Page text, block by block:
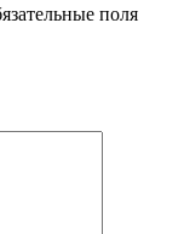
поля